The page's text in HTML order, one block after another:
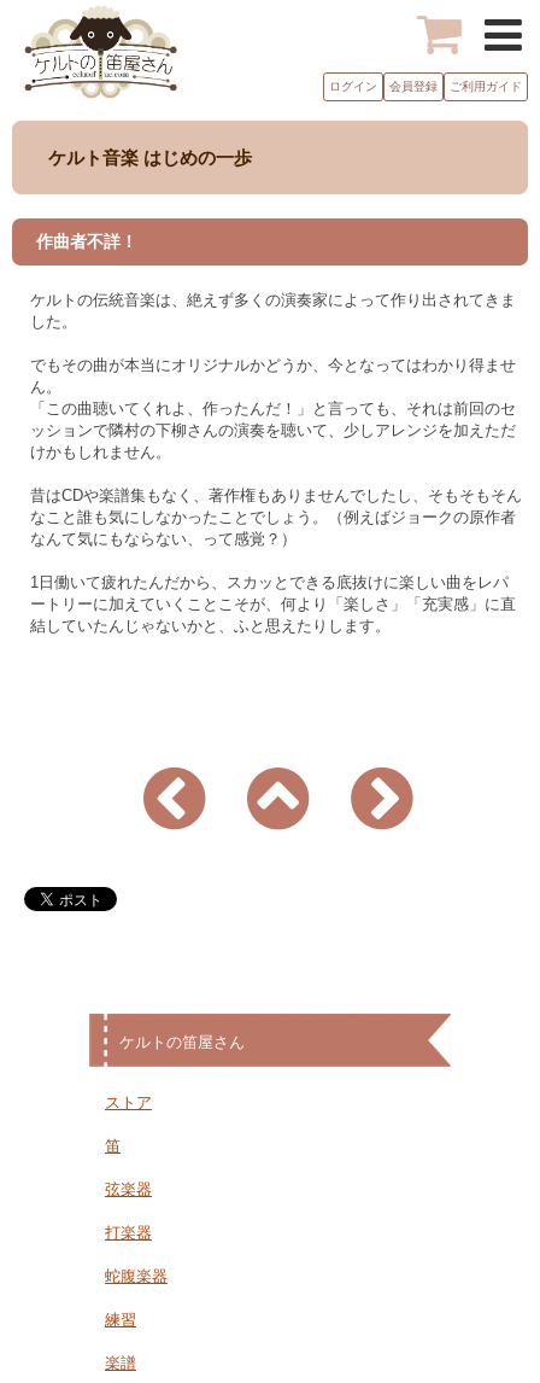
ログイン 会員登録 ご利用ガイド
ケルト音楽 はじめの一歩
作曲者不詳！
ケルトの伝統音楽は、絶えず多くの演奏家によって作り出されてきま
した。
でもその曲が本当にオリジナルかどうか、今となってはわかり得ませ
ん。
「この曲聴いてくれよ、作ったんだ！」と言っても、それは前回のセ
ッションで隣村の下柳さんの演奏を聴いて、少しアレンジを加えただ
けかもしれません。
昔はCDや楽譜集もなく、著作権もありませんでしたし、そもそもそん
なこと誰も気にしなかったことでしょう。（例えばジョークの原作者
なんて気にもならない、って感覚？）
1日働いて疲れたんだから、スカッとできる底抜けに楽しい曲をレパ
ートリーに加えていくことこそが、何より「楽しさ」「充実感」に直
結していたんじゃないかと、ふと思えたりします。
ケルトの笛屋さん
ストア
笛
弦楽器
打楽器
蛇腹楽器
練習
楽譜